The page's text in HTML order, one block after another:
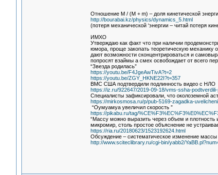
Отношение M / (M + m) – доля кинетической
http://bourabai.kz/physics/dynamics_5.html
(потеря механической ‘энергии – читай потеря
ИМХО
Утверждаю как факт что при наличии
юмора, проще закопать теоретическую механику
дают возможности сконцентрироваться и
попросят взаймы а смех освобождает от всего
“Звезда родилась”
https://youtu.be/F4JgeAwTivA?t=2
https://youtu.be/ZGY_HKNE22I?t=357
ВМС США подтвердили подлинность видео с НЛО
https://iz.ru/922647/2019-09-18/vms-ssha-
Специалисты зафиксировали, что околоземной
https://mirkosmosa.ru/p/pub-5169-zagadka-
“Оумуамуа увеличил скорость ”
https://pikabu.ru/tag/
“Массу можно выразить через объем и
микромир, столь простое объяснение не
https://ria.ru/20180623/1523192624.html
Обсуждение – систематическое изменение массы
http://www.sciteclibrary.ru/cgi-bin/yabb2/